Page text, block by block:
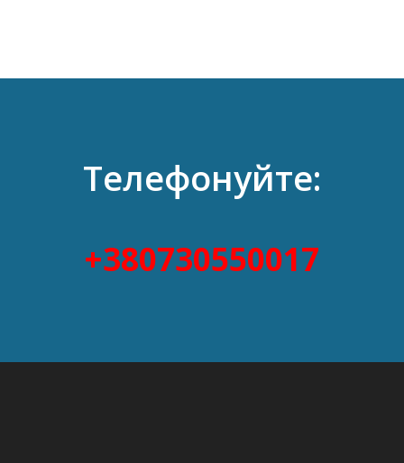
Телефонуйте:
+380730550017